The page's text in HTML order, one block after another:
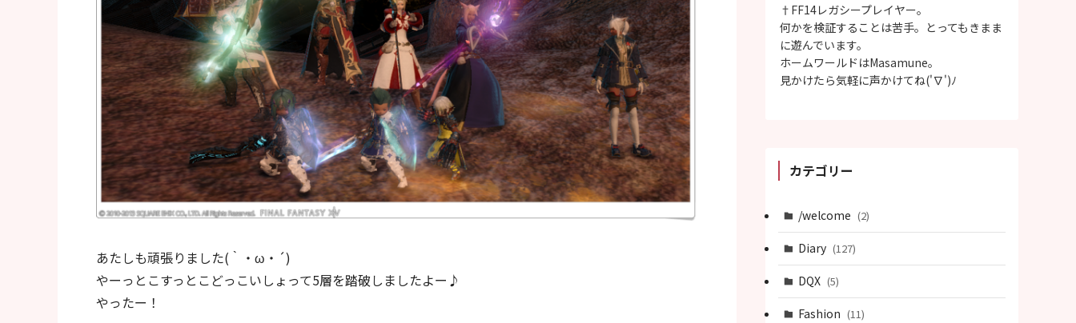
あたしも頑張りました(｀・ω・´)
やーっとこすっとこどっこいしょって5層を踏破しましたよー♪
やったー！
†FF14レガシープレイヤー。
何かを検証することは苦手。とってもきまま
に遊んでいます。
ホームワールドはMasamune。
見かけたら気軽に声かけてね('∇')ﾉ
カテゴリー
/welcome (2)
Diary (127)
DQX (5)
Fashion (11)